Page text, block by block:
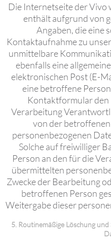
Die Internetseite der Vivo
enthält aufgrund von
Angaben, die eine
Kontaktaufnahme zu
unmittelbare
ebenfalls eine
elektronischen Post (E-
eine betroffene
Kontaktformular
Verarbeitung
von der
personenbezogenen
Solche auf freiwilliger
Person an den für die
übermittelten
Zwecke der Bearbeitung
betroffenen Person
Weitergabe dieser
5. Routinemäßige Löschung